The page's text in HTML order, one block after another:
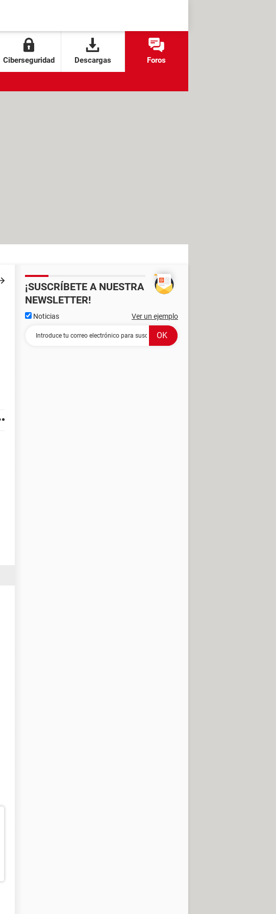
Ciberseguridad Descargas Foros
¡SUSCRÍBETE A NUESTRA
NEWSLETTER!
Noticias Ver un ejemplo